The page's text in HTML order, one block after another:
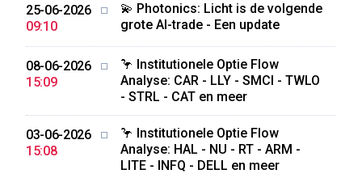
25-06-2026
09:10
💫 Photonics: Licht is de volgende
grote AI-trade - Een update
08-06-2026
15:09
🦩 Institutionele Optie Flow
Analyse: CAR - LLY - SMCI - TWLO
- STRL - CAT en meer
03-06-2026
15:08
🦩 Institutionele Optie Flow
Analyse: HAL - NU - RT - ARM -
LITE - INFQ - DELL en meer